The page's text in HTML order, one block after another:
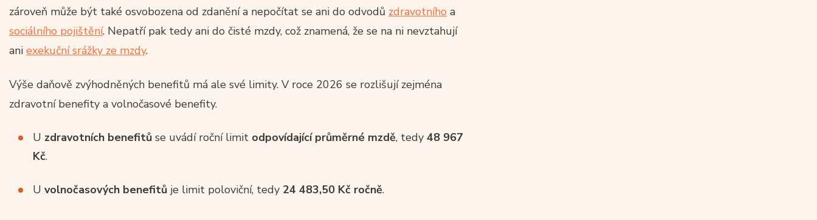
zároveň může být také osvobozena od zdanění a nepočítat se ani do odvodů zdravotního a
sociálního pojištění. Nepatří pak tedy ani do čisté mzdy, což znamená, že se na ni nevztahují
ani exekuční srážky ze mzdy.
Výše daňově zvýhodněných benefitů má ale své limity. V roce 2026 se rozlišují zejména
zdravotní benefity a volnočasové benefity.
U zdravotních benefitů se uvádí roční limit odpovídající průměrné mzdě, tedy 48 967
Kč.
U volnočasových benefitů je limit poloviční, tedy 24 483,50 Kč ročně.